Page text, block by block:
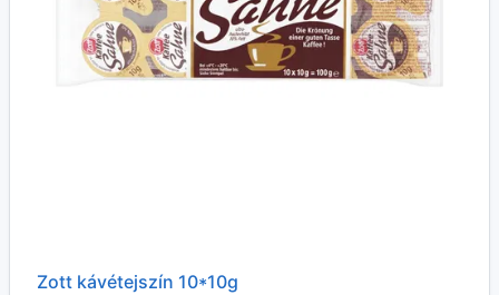
Zott kávétejszín 10*10g